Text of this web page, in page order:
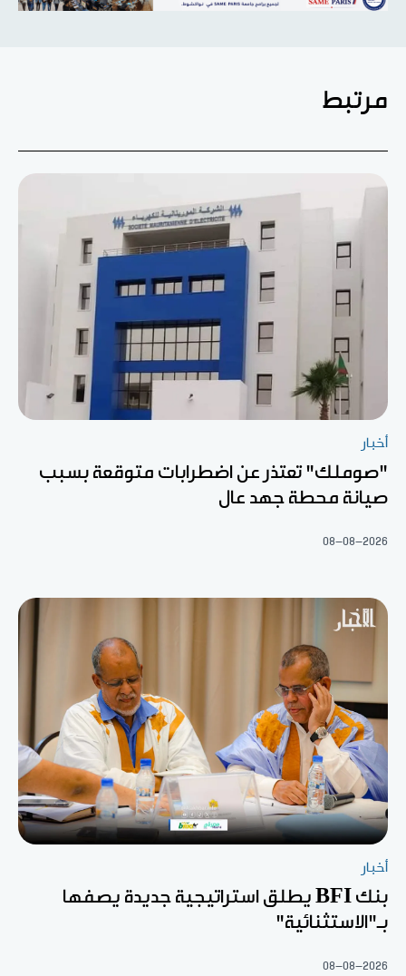
مرتبط
أخبار
"صوملك" تعتذر عن اضطرابات متوقعة بسبب
صيانة محطة جهد عال
08-08-2026
أخبار
بنك BFI يطلق استراتيجية جديدة يصفها
بـ"الاستثنائية"
08-08-2026